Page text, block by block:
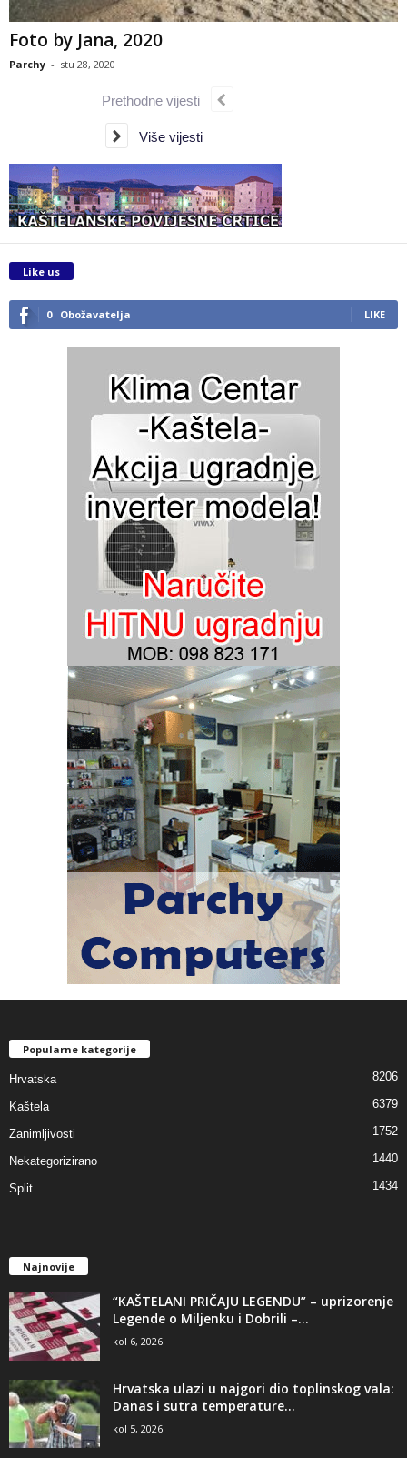
Foto by Jana, 2020
Parchy - stu 28, 2020
Prethodne vijesti
Više vijesti
Like us
0 Obožavatelja LIKE
Popularne kategorije
Hrvatska 8206
Kaštela 6379
Zanimljivosti 1752
Nekategorizirano 1440
Split 1434
Najnovije
“KAŠTELANI PRIČAJU LEGENDU” – uprizorenje
Legende o Miljenku i Dobrili –...
kol 6, 2026
Hrvatska ulazi u najgori dio toplinskog vala:
Danas i sutra temperature...
kol 5, 2026